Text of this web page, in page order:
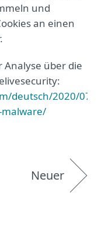
und
an einen
Analyse über die
deutsch/2020/07/
malware/
Neuer